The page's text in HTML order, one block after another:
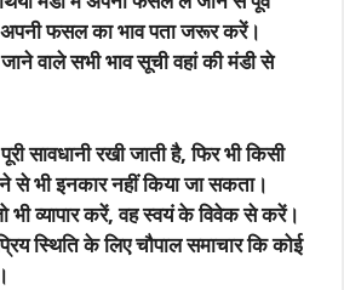
फसल का भाव पता जरूर करें।
वाले सभी भाव सूची वहां की मंडी से
सावधानी रखी जाती है, फिर भी किसी
से भी इनकार नहीं किया जा सकता।
भी व्यापार करें, वह स्वयं के विवेक से करें।
स्थिति के लिए चौपाल समाचार कि कोई